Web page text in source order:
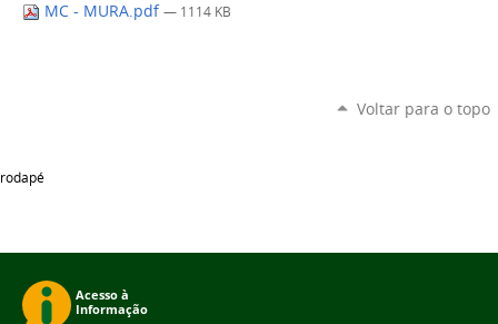
MC - MURA.pdf — 1114 KB
Voltar para o topo
rodapé